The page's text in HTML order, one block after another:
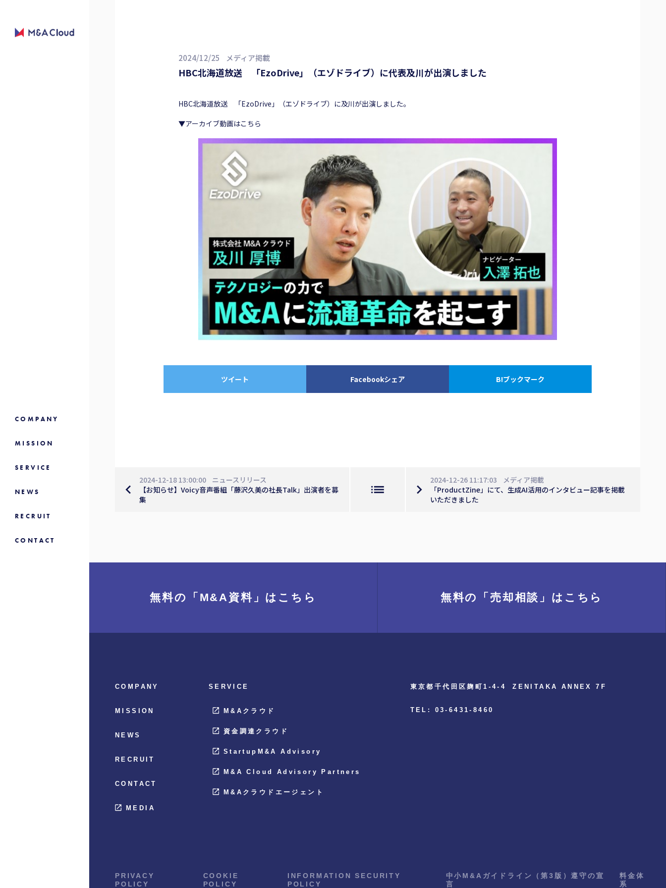
2024/12/25 メディア掲載
HBC北海道放送 「EzoDrive」（エゾドライブ）に代表及川が出演しました
HBC北海道放送 「EzoDrive」（エゾドライブ）に及川が出演しました。
▼アーカイブ動画はこちら
ツイート Facebookシェア B!ブックマーク
navigate_before
2024-12-18 13:00:00
ニュースリリース
【お知らせ】Voicy音声番組「藤沢久美の社長Talk」出演者を募
集
list navigate_next
2024-12-26 11:17:03
メディア掲載
「ProductZine」にて、生成AI活用のインタビュー記事を掲載
いただきました
無料の「M&A資料」 はこちら 無料の「売却相談」 はこちら
COMPANY
MISSION
NEWS
RECRUIT
CONTACT
MEDIA
SERVICE
M&Aクラウド
資金調達クラウド
StartupM&A Advisory
M&A Cloud Advisory Partners
M&Aクラウドエージェント
東京都千代田区麹町1-4-4 ZENITAKA ANNEX 7F
TEL: 03-6431-8460
PRIVACY
POLICY
COOKIE
POLICY
INFORMATION SECURITY
POLICY
中小M&Aガイドライン（第3版）遵守の宣
言
料金体
系
COMPANY
MISSION
SERVICE
NEWS
RECRUIT
CONTACT